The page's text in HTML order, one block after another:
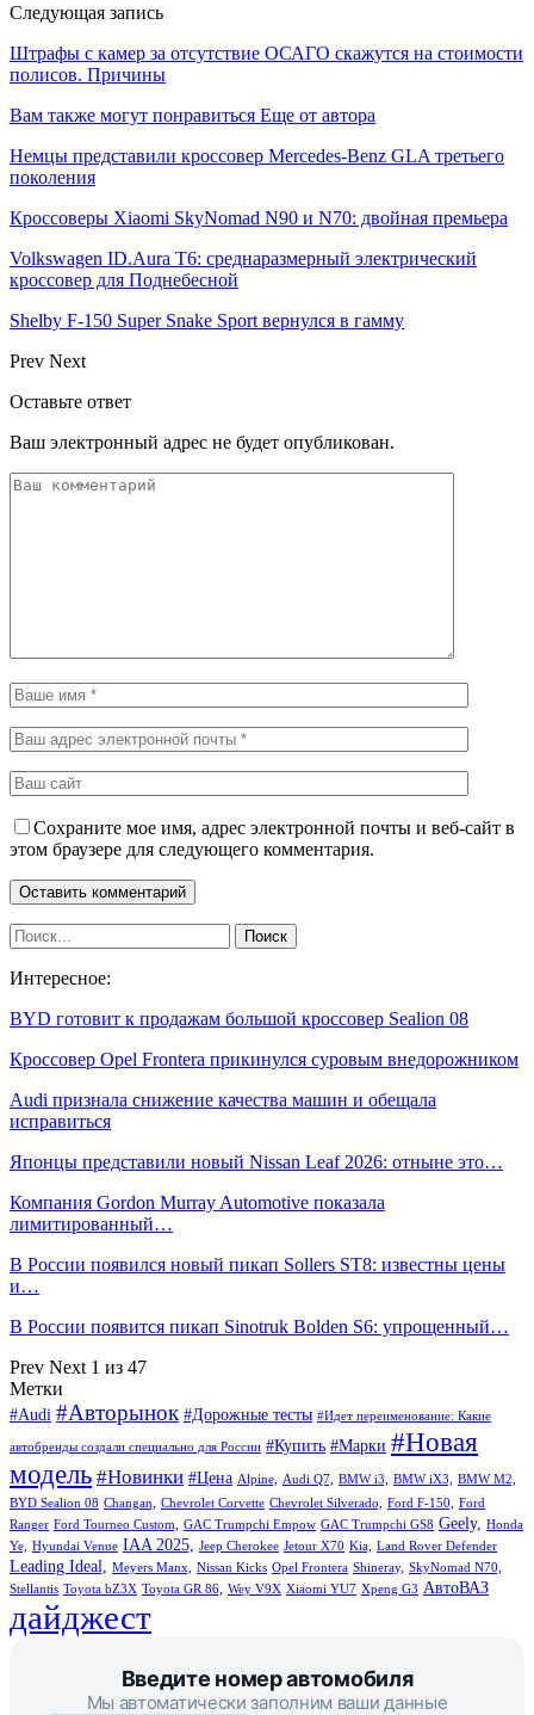
Следующая запись
Штрафы с камер за отсутствие ОСАГО скажутся на стоимости
полисов. Причины
Вам также могут понравиться Еще от автора
Немцы представили кроссовер Mercedes-Benz GLA третьего
поколения
Кроссоверы Xiaomi SkyNomad N90 и N70: двойная премьера
Volkswagen ID.Aura T6: среднаразмерный электрический
кроссовер для Поднебесной
Shelby F-150 Super Snake Sport вернулся в гамму
Prev Next
Оставьте ответ
Ваш электронный адрес не будет опубликован.
Сохраните мое имя, адрес электронной почты и веб-сайт в
этом браузере для следующего комментария.
Интересное:
BYD готовит к продажам большой кроссовер Sealion 08
Кроссовер Opel Frontera прикинулся суровым внедорожником
Audi признала снижение качества машин и обещала
исправиться
Японцы представили новый Nissan Leaf 2026: отныне это…
Компания Gordon Murray Automotive показала
лимитированный…
В России появился новый пикап Sollers ST8: известны цены
и…
В России появится пикап Sinotruk Bolden S6: упрощенный…
Prev Next 1 из 47
Метки
#Audi #Авторынок #Дорожные тесты #Идет переименование: Какие
автобренды создали специально для России #Купить #Марки #Новая
модель #Новинки #Цена Alpine, Audi Q7, BMW i3, BMW iX3,
BMW M2,
BYD Sealion 08 Changan, Chevrolet Corvette Chevrolet Silverado, Ford F-150,
Ford
Ranger Ford Tourneo Custom, GAC Trumpchi Empow GAC Trumpchi GS8 Geely,
Honda
Ye,
Hyundai Venue IAA 2025, Jeep Cherokee Jetour X70 Kia, Land Rover Defender
Leading Ideal, Meyers Manx, Nissan Kicks Opel Frontera Shineray, SkyNomad N70,
Stellantis Toyota bZ3X Toyota GR 86, Wey V9X Xiaomi YU7 Xpeng G3 АвтоВАЗ
дайджест
Введите номер автомобиля
Мы автоматически заполним ваши данные